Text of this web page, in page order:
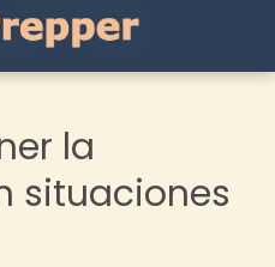
la
situaciones